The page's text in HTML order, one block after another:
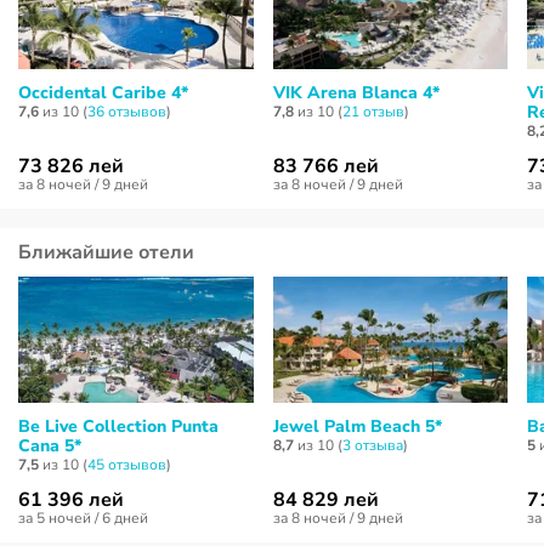
Occidental Caribe 4*
7,6 из 10 (36 отзывов)
73 826 лей
за 8 ночей / 9 дней
VIK Arena Blanca 4*
7,8из 10 (21 отзыв)
83 766 лей
за 8 ночей / 9 дней
Ближайшие отели
Be Live Collection Punta
Cana 5*
7,5 из 10 (45 отзывов)
61 396 лей
за 5 ночей / 6 дней
Jewel Palm Beach 5*
8,7из 10 (3 отзывa)
84 829 лей
за 8 ночей / 9 дней
5